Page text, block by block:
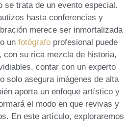
se trata de ​un evento especial.
hasta conferencias y
merece⁤ ser inmortalizada
un fotógrafo profesional puede
con su rica mezcla de historia,
contar​ con un experto
solo asegura imágenes de ​alta
aporta un enfoque ‌artístico y
el modo en que revivas y
En ‌este artículo, exploraremos